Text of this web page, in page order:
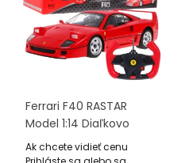
Ferrari F40 RASTAR
Model 1:14 Diaľkovo
Ovládané Auto +
Ovládač 2,4 GHz
Ak chcete vidieť cenu